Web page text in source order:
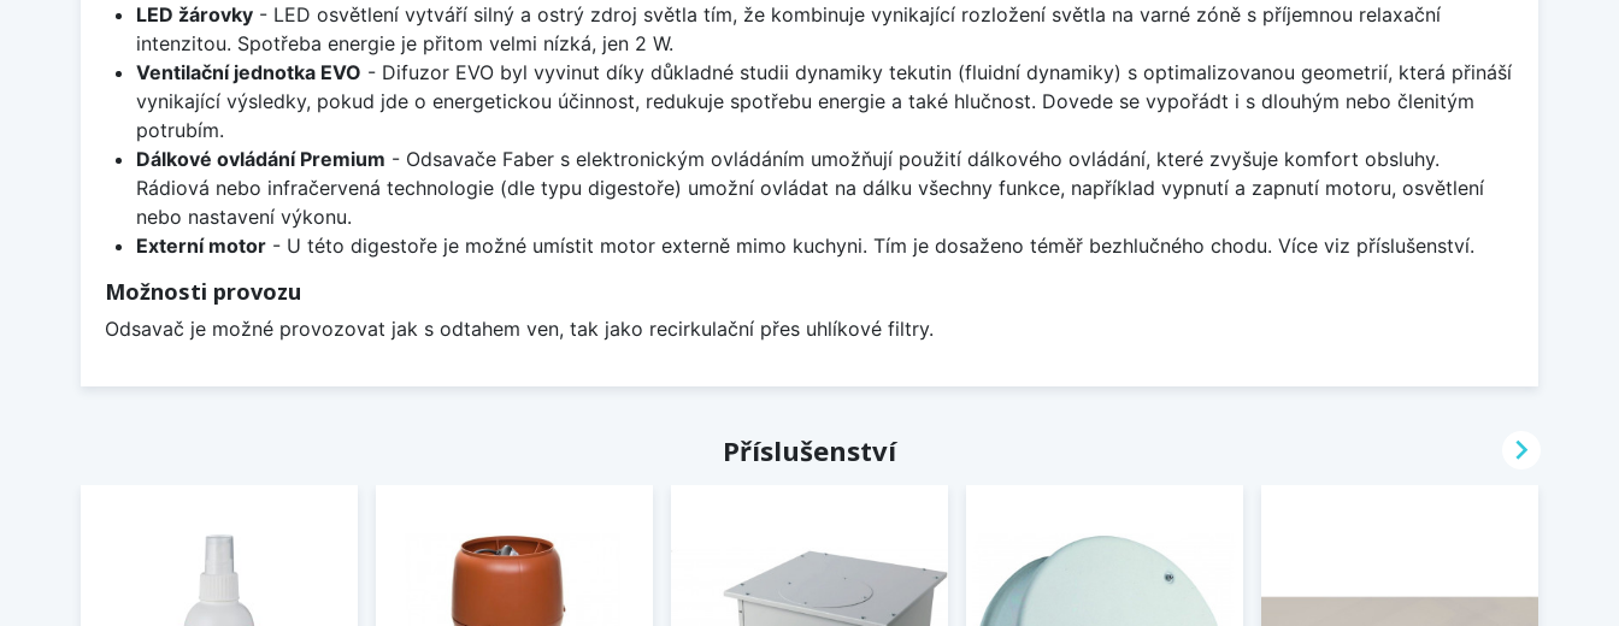
LED žárovky- LED osvětlení vytváří silný a ostrý zdroj světla tím, že kombinuje vynikající rozložení světla na varné zóně s příjemnou relaxační
intenzitou. Spotřeba energie je přitom velmi nízká, jen 2 W.
Ventilační jednotka EVO - Difuzor EVO byl vyvinut díky důkladné studii dynamiky tekutin (fluidní dynamiky) s optimalizovanou geometrií, která přináší
vynikající výsledky, pokud jde o energetickou účinnost, redukuje spotřebu energie a také hlučnost. Dovede se vypořádt i s dlouhým nebo členitým
potrubím.
Dálkové ovládání Premium - Odsavače Faber s elektronickým ovládáním umožňují použití dálkového ovládání, které zvyšuje komfort obsluhy.
Rádiová nebo infračervená technologie (dle typu digestoře) umožní ovládat na dálku všechny funkce, například vypnutí a zapnutí motoru, osvětlení
nebo nastavení výkonu.
Externí motor- U této digestoře je možné umístit motor externě mimo kuchyni. Tím je dosaženo téměř bezhlučného chodu. Více viz příslušenství.
Možnosti provozu
Odsavač je možné provozovat jak s odtahem ven, tak jako recirkulační přes uhlíkové filtry.
Příslušenství 